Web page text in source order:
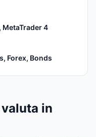
MetaTrader 4
Forex, Bonds
in